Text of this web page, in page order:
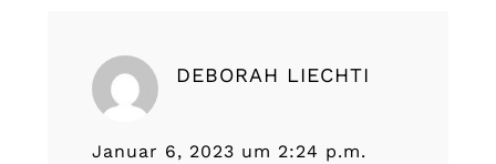
DEBORAH LIECHTI
Januar 6, 2023 um 2:24 p.m.